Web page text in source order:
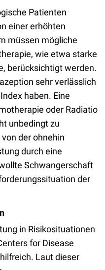
Patienten
einer erhöhten
müssen mögliche
wie etwa starke
berücksichtigt werden.
sehr verlässlich
haben. Eine
oder Radiatio
unbedingt zu
der ohnehin
durch eine
Schwangerschaft
der
in Risikosituationen
for Disease
Laut dieser